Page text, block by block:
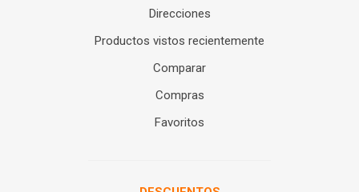
Direcciones
Productos vistos recientemente
Comparar
Compras
Favoritos